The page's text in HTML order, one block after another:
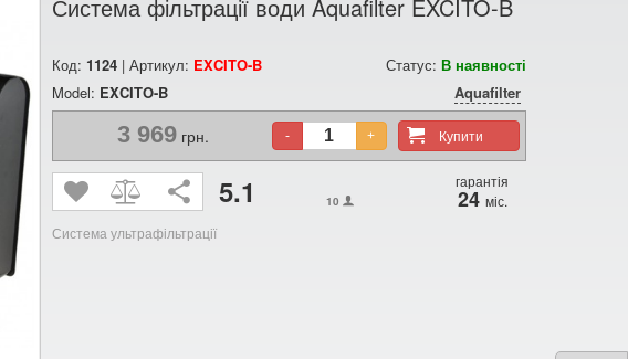
Система фільтрації води Aquafilter EXCITO-B
Код: 1124 | Артикул: EXCITO-B Статус: В наявності
Model: EXCITO-B Aquafilter
3 969грн. Купити
- +
5.1 10
гарантія
24 міс.
Система ультрафільтрації